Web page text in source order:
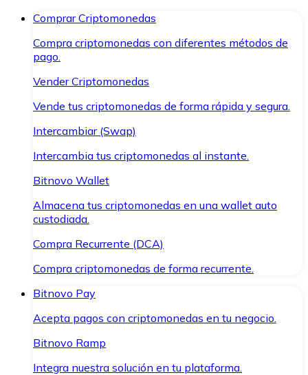
Comprar Criptomonedas
Compra criptomonedas con diferentes métodos de
pago.
Vender Criptomonedas
Vende tus criptomonedas de forma rápida y segura.
Intercambiar (Swap)
Intercambia tus criptomonedas al instante.
Bitnovo Wallet
Almacena tus criptomonedas en una wallet auto
custodiada.
Compra Recurrente (DCA)
Compra criptomonedas de forma recurrente.
Bitnovo Pay
Acepta pagos con criptomonedas en tu negocio.
Bitnovo Ramp
Integra nuestra solución en tu plataforma.